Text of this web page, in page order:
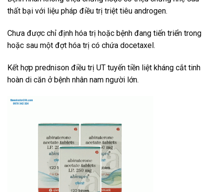
thất bại với liệu pháp điều trị triệt tiêu androgen.
Chưa được chỉ định hóa trị hoặc bệnh đang tiến triển trong
hoặc sau một đợt hóa trị có chứa docetaxel.
Kết hợp prednison điều trị UT tuyến tiền liệt kháng cắt tinh
hoàn di căn ở bệnh nhân nam người lớn.